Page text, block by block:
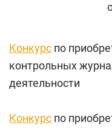
Конкурс по
контрольных
деятельности
Конкурс по